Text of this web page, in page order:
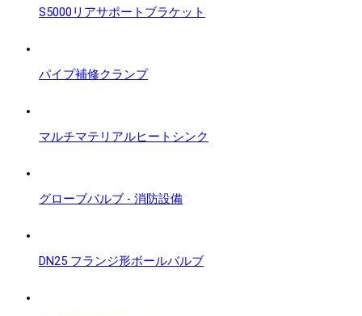
S5000リアサポートブラケット
パイプ補修クランプ
マルチマテリアルヒートシンク
グローブバルブ - 消防設備
DN25 フランジ形ボールバルブ